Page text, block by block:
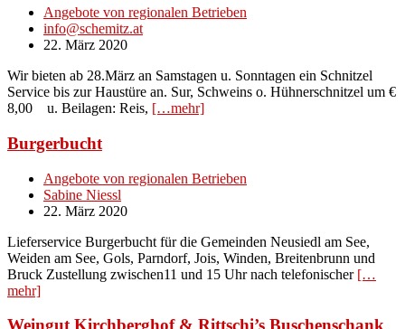
Angebote von regionalen Betrieben
info@schemitz.at
22. März 2020
Wir bieten ab 28.März an Samstagen u. Sonntagen ein Schnitzel
Service bis zur Haustüre an. Sur, Schweins o. Hühnerschnitzel um €
8,00 u. Beilagen: Reis, […mehr]
Burgerbucht
Angebote von regionalen Betrieben
Sabine Niessl
22. März 2020
Lieferservice Burgerbucht für die Gemeinden Neusiedl am See,
Weiden am See, Gols, Parndorf, Jois, Winden, Breitenbrunn und
Bruck Zustellung zwischen11 und 15 Uhr nach telefonischer […
mehr]
Weingut Kirchberghof & Rittschi’s Buschenschank